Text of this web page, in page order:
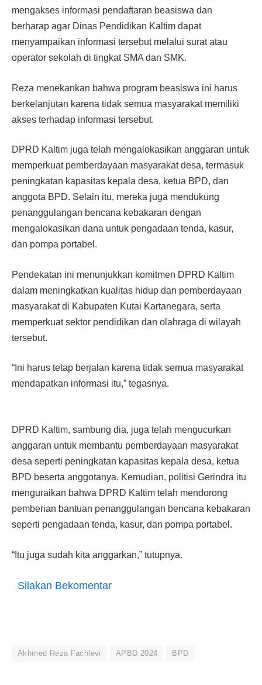
mengakses informasi pendaftaran beasiswa dan
berharap agar Dinas Pendidikan Kaltim dapat
menyampaikan informasi tersebut melalui surat atau
operator sekolah di tingkat SMA dan SMK.
Reza menekankan bahwa program beasiswa ini harus
berkelanjutan karena tidak semua masyarakat memiliki
akses terhadap informasi tersebut.
DPRD Kaltim juga telah mengalokasikan anggaran untuk
memperkuat pemberdayaan masyarakat desa, termasuk
peningkatan kapasitas kepala desa, ketua BPD, dan
anggota BPD. Selain itu, mereka juga mendukung
penanggulangan bencana kebakaran dengan
mengalokasikan dana untuk pengadaan tenda, kasur,
dan pompa portabel.
Pendekatan ini menunjukkan komitmen DPRD Kaltim
dalam meningkatkan kualitas hidup dan pemberdayaan
masyarakat di Kabupaten Kutai Kartanegara, serta
memperkuat sektor pendidikan dan olahraga di wilayah
tersebut.
“Ini harus tetap berjalan karena tidak semua masyarakat
mendapatkan informasi itu,” tegasnya.
DPRD Kaltim, sambung dia, juga telah mengucurkan
anggaran untuk membantu pemberdayaan masyarakat
desa seperti peningkatan kapasitas kepala desa, ketua
BPD beserta anggotanya. Kemudian, politisi Gerindra itu
menguraikan bahwa DPRD Kaltim telah mendorong
pemberian bantuan penanggulangan bencana kebakaran
seperti pengadaan tenda, kasur, dan pompa portabel.
“Itu juga sudah kita anggarkan,” tutupnya.
Silakan Bekomentar
Akhmed Reza Fachlevi APBD 2024 BPD